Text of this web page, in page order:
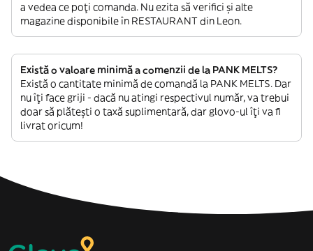
a vedea ce poți comanda. Nu ezita să verifici și alte
magazine disponibile în RESTAURANT din Leon.
Există o valoare minimă a comenzii de la PANK MELTS?
Există o cantitate minimă de comandă la PANK MELTS. Dar
nu îți face griji - dacă nu atingi respectivul număr, va trebui
doar să plătești o taxă suplimentară, dar glovo-ul îți va fi
livrat oricum!